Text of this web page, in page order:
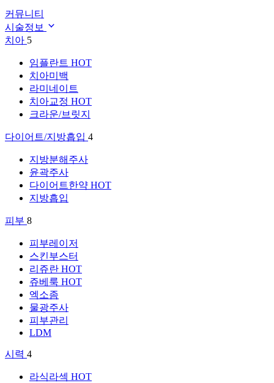
커뮤니티
시술정보
치아 5
임플란트 HOT
치아미백
라미네이트
치아교정 HOT
크라운/브릿지
다이어트/지방흡입 4
지방분해주사
윤곽주사
다이어트한약 HOT
지방흡입
피부 8
피부레이저
스킨부스터
리쥬란 HOT
쥬베룩 HOT
엑소좀
물광주사
피부관리
LDM
시력 4
라식라섹 HOT